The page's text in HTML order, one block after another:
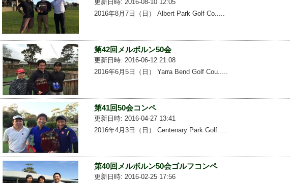
更新日時: 2016-08-10 12:05
2016年8月7日（日） Albert Park Golf Co.....
第42回メルボルン50会
更新日時: 2016-06-12 21:08
2016年6月5日（日） Yarra Bend Golf Cou.....
第41回50会コンペ
更新日時: 2016-04-27 13:41
2016年4月3日（日） Centenary Park Golf.....
第40回メルボルン50会ゴルフコンペ
更新日時: 2016-02-25 17:56